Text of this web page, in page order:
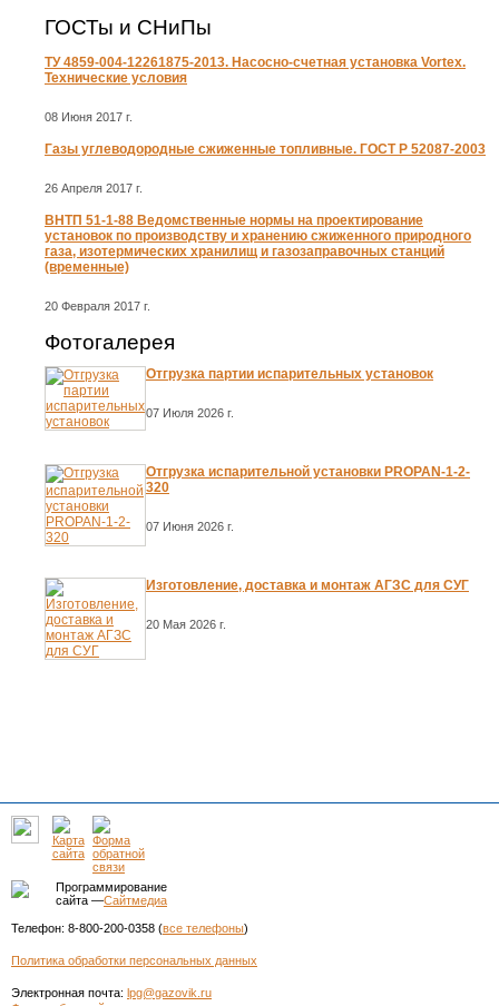
ГОСТы и СНиПы
ТУ 4859-004-12261875-2013. Насосно-счетная установка Vortex.
Технические условия
08 Июня 2017 г.
Газы углеводородные сжиженные топливные. ГОСТ Р 52087-2003
26 Апреля 2017 г.
ВНТП 51-1-88 Ведомственные нормы на проектирование
установок по производству и хранению сжиженного природного
газа, изотермических хранилищ и газозаправочных станций
(временные)
20 Февраля 2017 г.
Фотогалерея
Отгрузка партии испарительных установок
07 Июля 2026 г.
Отгрузка испарительной установки PROPAN-1-2-
320
07 Июня 2026 г.
Изготовление, доставка и монтаж АГЗС для СУГ
20 Мая 2026 г.
Программирование
сайта —Сайтмедиа
Телефон: 8-800-200-0358 (все телефоны)
Политика обработки персональных данных
Электронная почта: lpg@gazovik.ru